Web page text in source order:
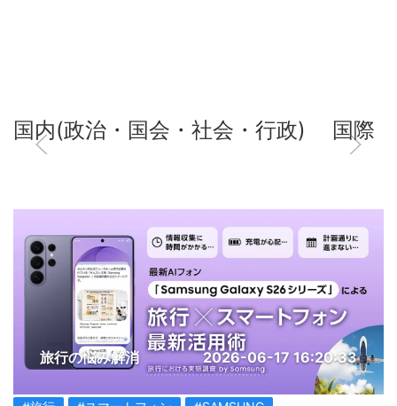
国内(政治・国会・社会・行政) 国際
旅行の悩み解消 2026-06-17 16:20:33